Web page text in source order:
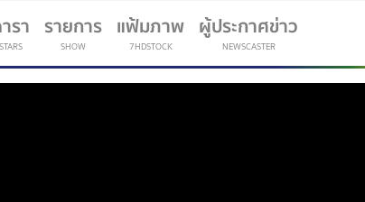
รา
STARS
รายการ
SHOW
แฟ้มภาพ
7HDSTOCK
ผู้ประกาศข่าว
NEWSCASTER